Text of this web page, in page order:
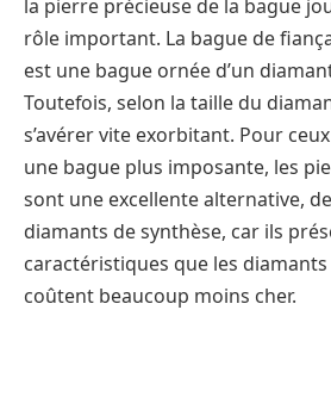
la pierre précieuse de la bague
rôle important. La bague de
est une bague ornée d’un
Toutefois, selon la taille du
s’avérer vite exorbitant. Pour
une bague plus imposante, les
sont une excellente alternative,
diamants de synthèse, car ils
caractéristiques que les
coûtent beaucoup moins cher.